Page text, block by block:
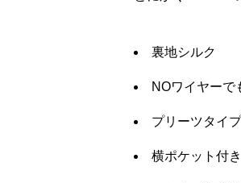
裏地シルク
NOワイヤーで
プリーツタイプ
横ポケット付き